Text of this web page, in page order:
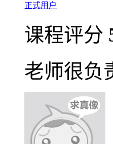
正式用户
课程评分
老师很负